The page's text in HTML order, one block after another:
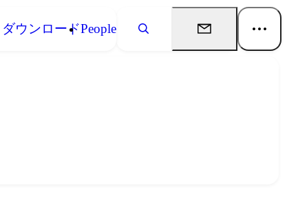
ダウンロードPeople